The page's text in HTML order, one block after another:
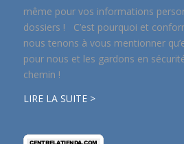
même pour vos informations
dossiers ! C’est pourquoi et
nous tenons à vous mentionner
pour nous et les gardons en
chemin !
LIRE LA SUITE >